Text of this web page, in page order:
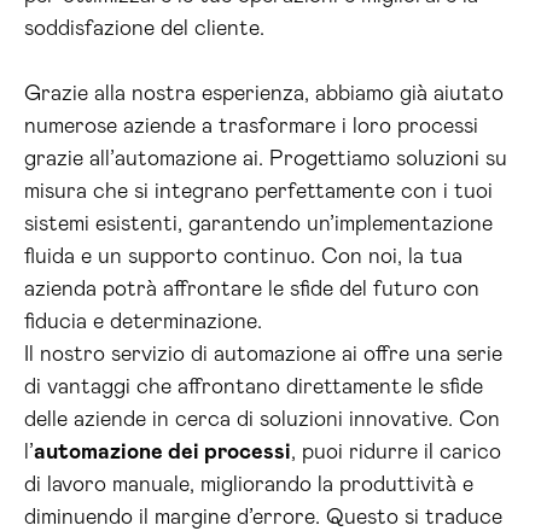
soddisfazione del cliente.
Grazie alla nostra esperienza, abbiamo già aiutato
numerose aziende a trasformare i loro processi
grazie all’automazione ai. Progettiamo soluzioni su
misura che si integrano perfettamente con i tuoi
sistemi esistenti, garantendo un’implementazione
fluida e un supporto continuo. Con noi, la tua
azienda potrà affrontare le sfide del futuro con
fiducia e determinazione.
Il nostro servizio di automazione ai offre una serie
di vantaggi che affrontano direttamente le sfide
delle aziende in cerca di soluzioni innovative. Con
l’automazione dei processi, puoi ridurre il carico
di lavoro manuale, migliorando la produttività e
diminuendo il margine d’errore. Questo si traduce